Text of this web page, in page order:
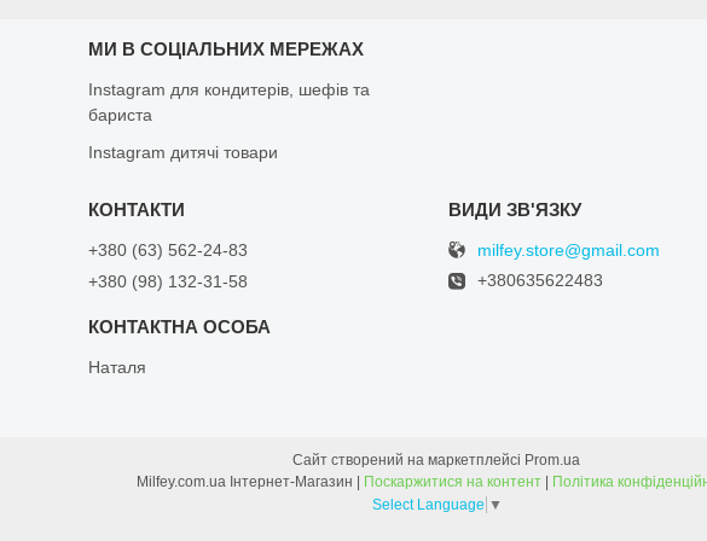
МИ В СОЦІАЛЬНИХ МЕРЕЖАХ
Instagram для кондитерів, шефів та
бариста
Instagram дитячі товари
+380 (63) 562-24-83
+380 (98) 132-31-58
Наталя
milfey.store@gmail.com
+380635622483
Сайт створений на маркетплейсі Prom.ua
Поскаржитися на контент
Політика
Select Language ▼